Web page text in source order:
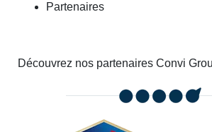
Partenaires
Découvrez nos partenaires Convi